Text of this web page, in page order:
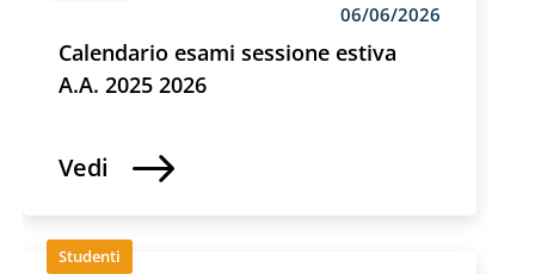
06/06/2026
Calendario esami sessione estiva
A.A. 2025 2026
Vedi
Studenti